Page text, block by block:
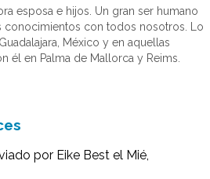
esposa e hijos. Un gran ser humano
conocimientos con todos nosotros. Lo
México y en aquellas
él en Palma de Mallorca y Reims.
por Eike Best el Mié,